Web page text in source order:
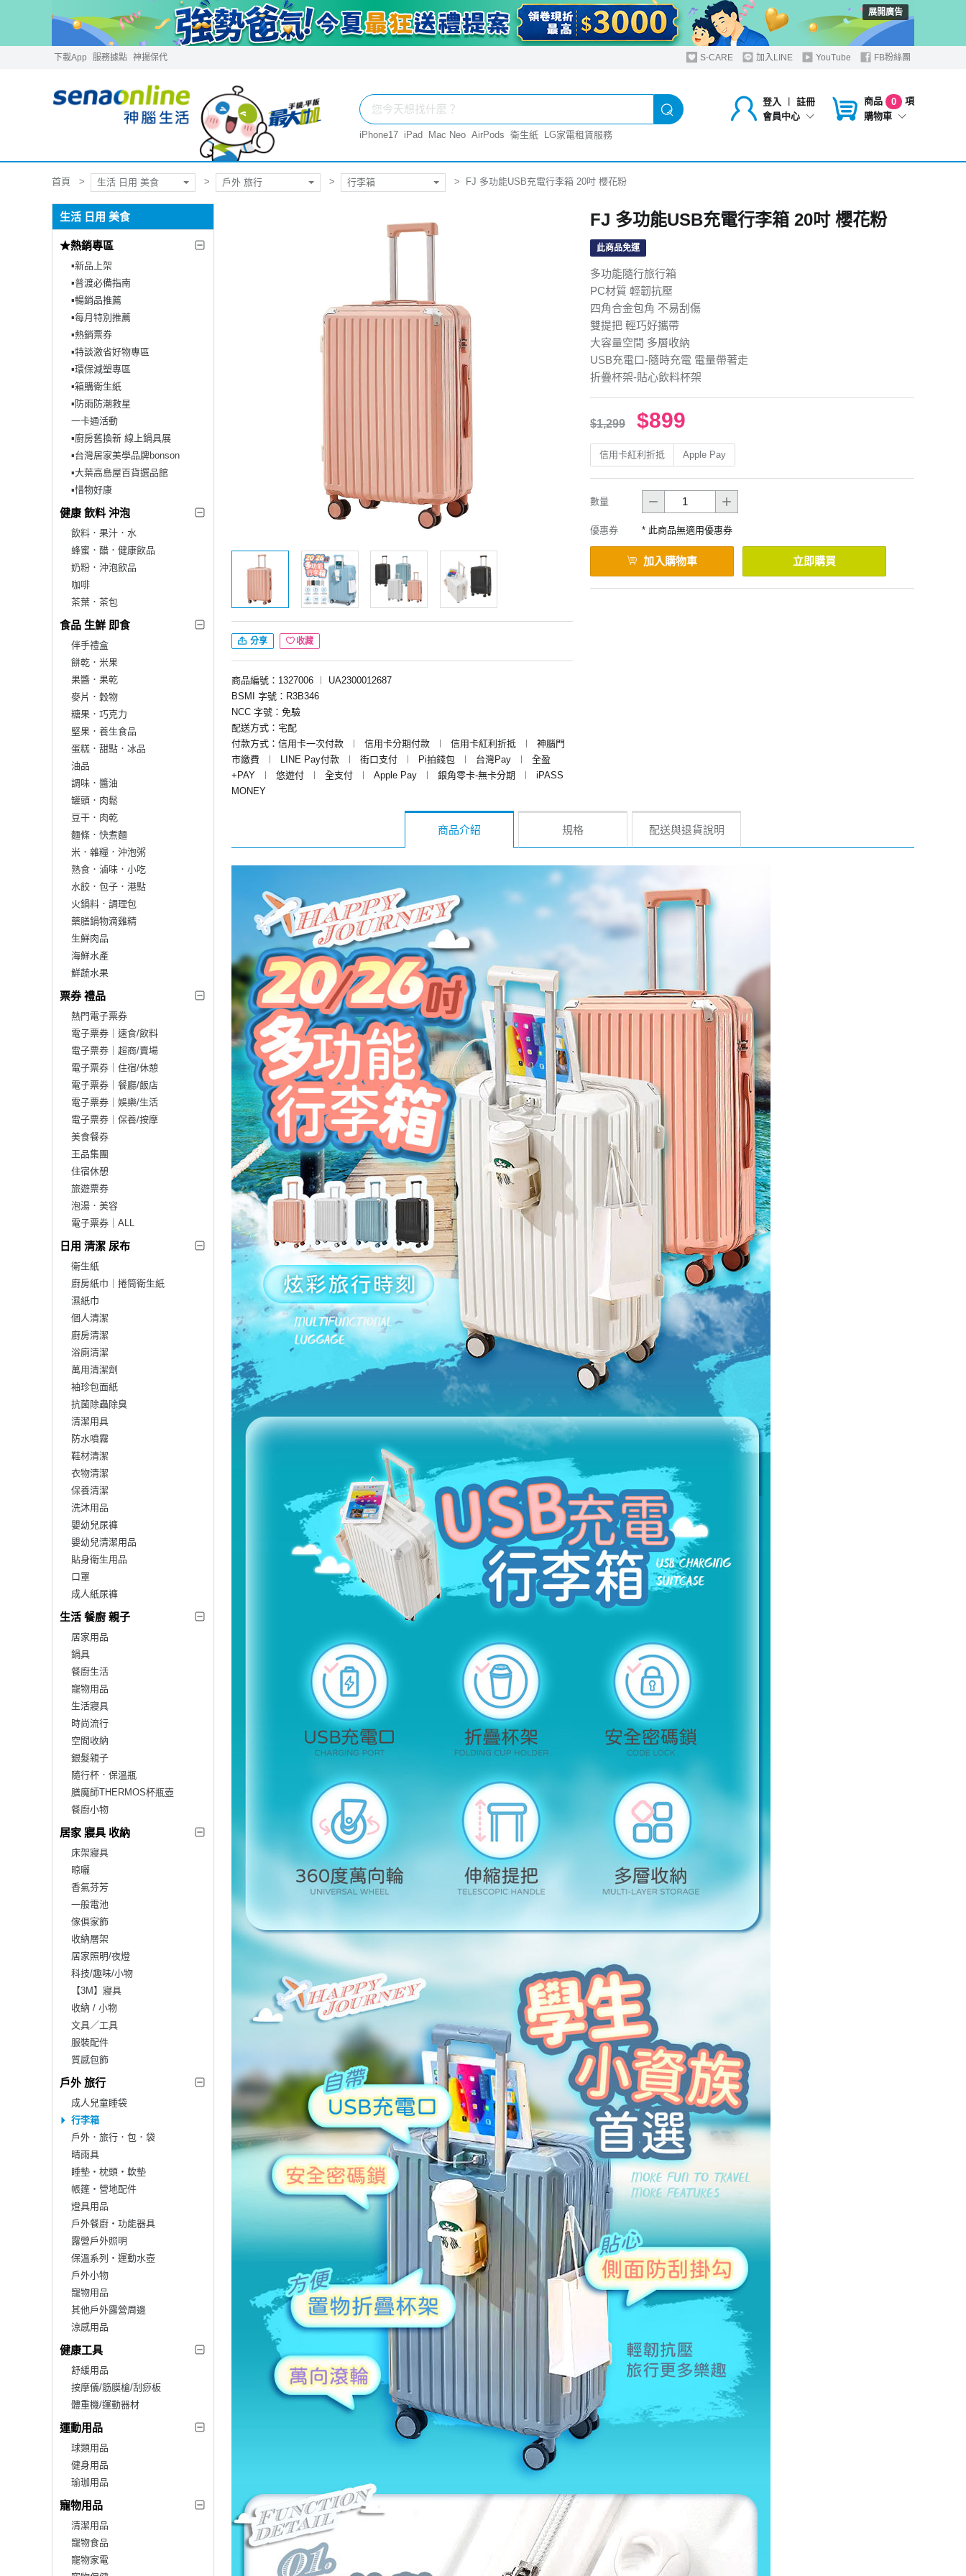
展開廣告
下載App 服務據點 神揚保代 S-CARE 加入LINE YouTube FB粉絲團
登入 ︱
註冊
會員中心
商品 0
項
購物車
iPhone17 iPad Mac Neo AirPods 衛生紙 LG家電租賃服務
首頁 生活 日用 美食 戶外 旅行 行李箱 FJ 多功能USB充電行李箱 20吋 櫻花粉
生活 日用 美食
★熱銷專區
▪︎新品上架
▪︎普渡必備指南
▪︎暢銷品推薦
▪︎每月特別推薦
▪︎熱銷票券
▪︎特談激省好物專區
▪︎環保減塑專區
▪︎箱購衛生紙
▪︎防雨防潮救星
一卡通活動
▪︎廚房舊換新 線上鍋具展
▪︎台灣居家美學品牌bonson
▪︎大葉高島屋百貨選品館
▪︎惜物好康
健康 飲料 沖泡
飲料．果汁．水
蜂蜜．醋．健康飲品
奶粉．沖泡飲品
咖啡
茶葉．茶包
食品 生鮮 即食
伴手禮盒
餅乾．米果
果醬．果乾
麥片．穀物
糖果．巧克力
堅果．養生食品
蛋糕．甜點．冰品
油品
調味．醬油
罐頭．肉鬆
豆干．肉乾
麵條．快煮麵
米．雜糧．沖泡粥
熟食．滷味．小吃
水餃．包子．港點
火鍋料．調理包
藥膳鍋物滴雞精
生鮮肉品
海鮮水產
鮮蔬水果
票券 禮品
熱門電子票券
電子票券｜速食/飲料
電子票券｜超商/賣場
電子票券｜住宿/休憩
電子票券｜餐廳/飯店
電子票券｜娛樂/生活
電子票券｜保養/按摩
美食餐券
王品集團
住宿休憩
旅遊票券
泡湯．美容
電子票券｜ALL
日用 清潔 尿布
衛生紙
廚房紙巾｜捲筒衛生紙
濕紙巾
個人清潔
廚房清潔
浴廁清潔
萬用清潔劑
袖珍包面紙
抗菌除蟲除臭
清潔用具
防水噴霧
鞋材清潔
衣物清潔
保養清潔
洗沐用品
嬰幼兒尿褲
嬰幼兒清潔用品
貼身衛生用品
口罩
成人紙尿褲
生活 餐廚 親子
居家用品
鍋具
餐廚生活
寵物用品
生活寢具
時尚流行
空間收納
銀髮親子
隨行杯．保溫瓶
膳魔師THERMOS杯瓶壺
餐廚小物
居家 寢具 收納
床架寢具
晾曬
香氣芬芳
一般電池
傢俱家飾
收納層架
居家照明/夜燈
科技/趣味/小物
【3M】寢具
收納 / 小物
文具／工具
服裝配件
質感包飾
戶外 旅行
成人兒童睡袋
行李箱
戶外．旅行．包．袋
晴雨具
睡墊‧枕頭‧軟墊
帳篷‧營地配件
燈具用品
戶外餐廚‧功能器具
露營戶外照明
保溫系列‧運動水壺
戶外小物
寵物用品
其他戶外露營周邊
涼感用品
健康工具
舒緩用品
按摩儀/筋膜槍/刮痧板
體重機/運動器材
運動用品
球類用品
健身用品
瑜珈用品
寵物用品
清潔用品
寵物食品
寵物家電
分享 收藏
商品編號：1327006 ︱
UA2300012687
BSMI 字號：R3B346
NCC 字號：免驗
配送方式：宅配
付款方式：信用卡一次付款
︱ 信用卡分期付款 ︱ 信用卡紅利折抵 ︱
神腦門
市繳費
︱ LINE Pay付款 ︱ 街口支付 ︱ Pi拍錢包 ︱ 台灣Pay ︱
全盈
+PAY
︱ 悠遊付 ︱ 全支付 ︱ Apple Pay ︱ 銀角零卡-無卡分期 ︱
iPASS
MONEY
FJ 多功能USB充電行李箱 20吋 櫻花粉
此商品免運
多功能隨行旅行箱
PC材質 輕韌抗壓
四角合金包角 不易刮傷
雙提把 輕巧好攜帶
大容量空間 多層收納
USB充電口-隨時充電 電量帶著走
折疊杯架-貼心飲料杯架
$1,299 $899
信用卡紅利折抵 Apple Pay
數量
優惠券 * 此商品無適用優惠券
加入購物車 立即購買
商品介紹 規格 配送與退貨說明